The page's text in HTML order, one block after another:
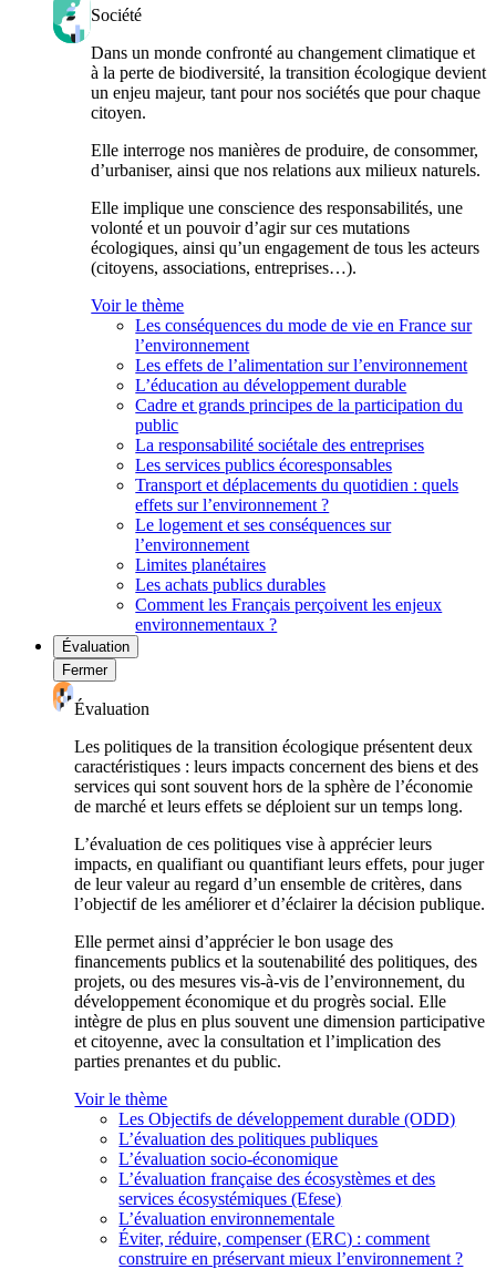
Société
Dans un monde confronté au changement climatique et
à la perte de biodiversité, la transition écologique devient
un enjeu majeur, tant pour nos sociétés que pour chaque
citoyen.
Elle interroge nos manières de produire, de consommer,
d’urbaniser, ainsi que nos relations aux milieux naturels.
Elle implique une conscience des responsabilités, une
volonté et un pouvoir d’agir sur ces mutations
écologiques, ainsi qu’un engagement de tous les acteurs
(citoyens, associations, entreprises…).
Voir le thème
Les conséquences du mode de vie en France sur
l’environnement
Les effets de l’alimentation sur l’environnement
L’éducation au développement durable
Cadre et grands principes de la participation du
public
La responsabilité sociétale des entreprises
Les services publics écoresponsables
Transport et déplacements du quotidien : quels
effets sur l’environnement ?
Le logement et ses conséquences sur
l’environnement
Limites planétaires
Les achats publics durables
Comment les Français perçoivent les enjeux
environnementaux ?
Évaluation
Fermer
Évaluation
Les politiques de la transition écologique présentent deux
caractéristiques : leurs impacts concernent des biens et des
services qui sont souvent hors de la sphère de l’économie
de marché et leurs effets se déploient sur un temps long.
L’évaluation de ces politiques vise à apprécier leurs
impacts, en qualifiant ou quantifiant leurs effets, pour juger
de leur valeur au regard d’un ensemble de critères, dans
l’objectif de les améliorer et d’éclairer la décision publique.
Elle permet ainsi d’apprécier le bon usage des
financements publics et la soutenabilité des politiques, des
projets, ou des mesures vis-à-vis de l’environnement, du
développement économique et du progrès social. Elle
intègre de plus en plus souvent une dimension participative
et citoyenne, avec la consultation et l’implication des
parties prenantes et du public.
Voir le thème
Les Objectifs de développement durable (ODD)
L’évaluation des politiques publiques
L’évaluation socio-économique
L’évaluation française des écosystèmes et des
services écosystémiques (Efese)
L’évaluation environnementale
Éviter, réduire, compenser (ERC) : comment
construire en préservant mieux l’environnement ?